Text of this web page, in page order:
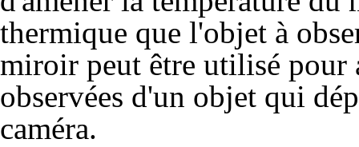
thermique que l'objet à
miroir peut être utilisé pour
observées d'un objet qui
caméra.